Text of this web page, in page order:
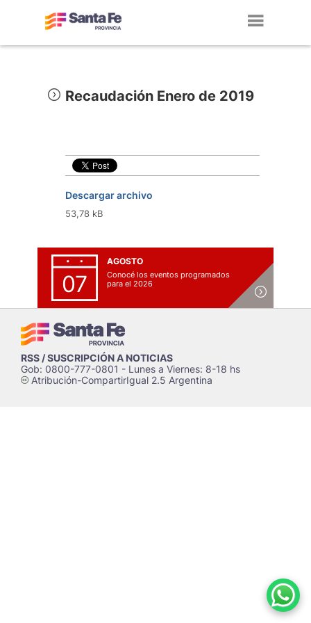
Recaudación Enero de 2019
Descargar archivo
53,78 kB
07
AGOSTO
Conocé los eventos programados
para el 2026
RSS / SUSCRIPCIÓN A NOTICIAS
Gob: 0800-777-0801 - Lunes a Viernes: 8-18 hs
cAtribución-CompartirIgual 2.5 Argentina